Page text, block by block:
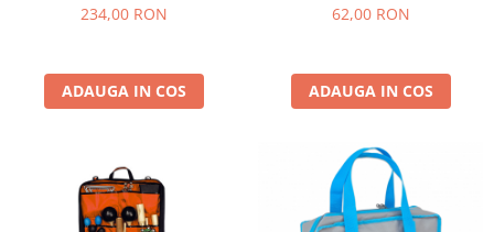
234,00 RON
ADAUGA IN COS
62,00 RON
ADAUGA IN COS